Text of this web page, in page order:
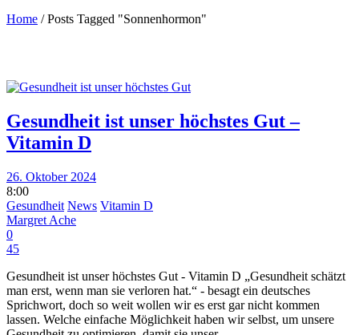
Home /Posts Tagged "Sonnenhormon"
Gesundheit ist unser höchstes Gut –
Vitamin D
26. Oktober 2024
8:00
Gesundheit News Vitamin D
Margret Ache
0
45
Gesundheit ist unser höchstes Gut - Vitamin D „Gesundheit schätzt
man erst, wenn man sie verloren hat.“ - besagt ein deutsches
Sprichwort, doch so weit wollen wir es erst gar nicht kommen
lassen. Welche einfache Möglichkeit haben wir selbst, um unsere